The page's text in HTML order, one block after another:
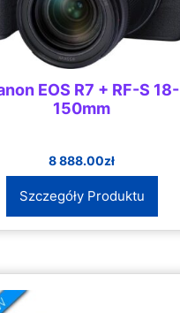
EOS R7 + RF-S 18-
150mm
8 888.00zł
Szczegóły Produktu